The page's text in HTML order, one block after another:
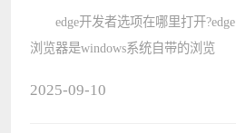
edge开发者选项在哪里打开?edge
浏览器是windows系统自带的浏览
2025-09-10